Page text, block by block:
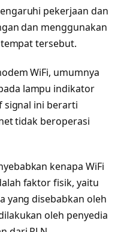
pekerjaan dan
dan menggunakan
tersebut.
WiFi, umumnya
lampu indikator
signal ini berarti
tidak beroperasi
kenapa WiFi
faktor fisik, yaitu
yang disebabkan oleh
oleh penyedia